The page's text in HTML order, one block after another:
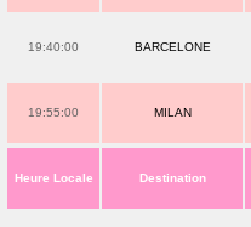
19:40:00 BARCELONE
19:55:00 MILAN
Heure Locale Destination